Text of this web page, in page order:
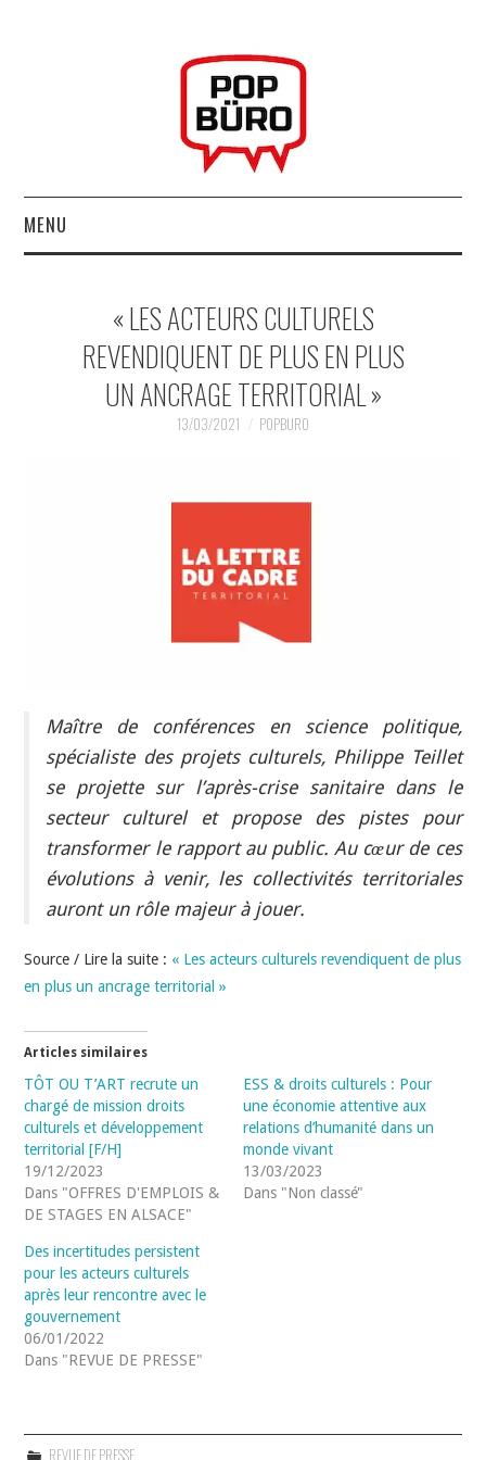
MENU
MUSIQUESACTUELLES.NET
GABBA GABBA HEY !
« LES ACTEURS CULTURELS
REVENDIQUENT DE PLUS EN PLUS
UN ANCRAGE TERRITORIAL »
13/03/2021 POPBURO
Maître de conférences en science politique,
spécialiste des projets culturels, Philippe Teillet
se projette sur l’après-crise sanitaire dans le
secteur culturel et propose des pistes pour
transformer le rapport au public. Au cœur de ces
évolutions à venir, les collectivités territoriales
auront un rôle majeur à jouer.
Source / Lire la suite : « Les acteurs culturels revendiquent de plus
en plus un ancrage territorial »
Articles similaires
TÔT OU T’ART recrute un
chargé de mission droits
culturels et développement
territorial [F/H]
19/12/2023
Dans "OFFRES D'EMPLOIS &
DE STAGES EN ALSACE"
ESS & droits culturels : Pour
une économie attentive aux
relations d’humanité dans un
monde vivant
13/03/2023
Dans "Non classé"
Des incertitudes persistent
pour les acteurs culturels
après leur rencontre avec le
gouvernement
06/01/2022
Dans "REVUE DE PRESSE"
REVUE DE PRESSE